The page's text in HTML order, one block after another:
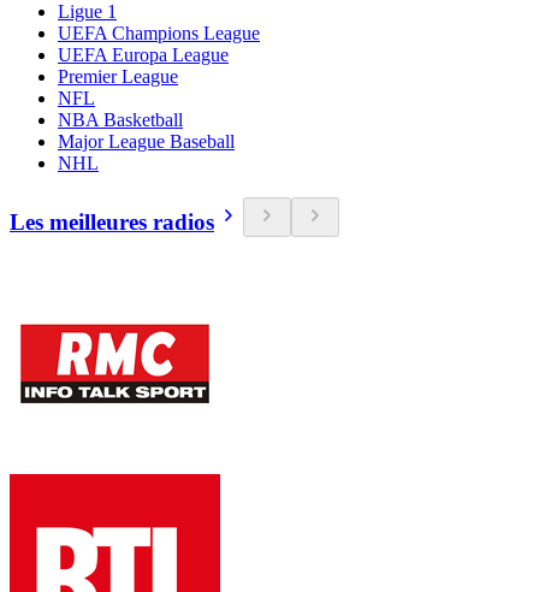
Ligue 1
UEFA Champions League
UEFA Europa League
Premier League
NFL
NBA Basketball
Major League Baseball
NHL
Les meilleures radios